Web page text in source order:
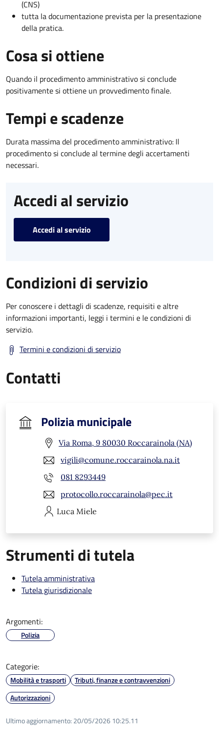
(CNS)
tutta la documentazione prevista per la presentazione
della pratica.
Cosa si ottiene
Quando il procedimento amministrativo si conclude
positivamente si ottiene un provvedimento finale.
Tempi e scadenze
Durata massima del procedimento amministrativo: Il
procedimento si conclude al termine degli accertamenti
necessari.
Accedi al servizio
Accedi al servizio
Condizioni di servizio
Per conoscere i dettagli di scadenze, requisiti e altre
informazioni importanti, leggi i termini e le condizioni di
servizio.
Termini e condizioni di servizio
Contatti
Polizia municipale
Via Roma, 9 80030 Roccarainola (NA)
vigili@comune.roccarainola.na.it
081 8293449
protocollo.roccarainola@pec.it
Luca Miele
Strumenti di tutela
Tutela amministrativa
Tutela giurisdizionale
Argomenti:
Polizia
Categorie:
Mobilità e trasporti
Tributi, finanze e contravvenzioni
Autorizzazioni
Ultimo aggiornamento: 20/05/2026 10:25.11